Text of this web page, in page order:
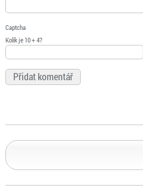
Captcha
Kolik je 10 + 4?